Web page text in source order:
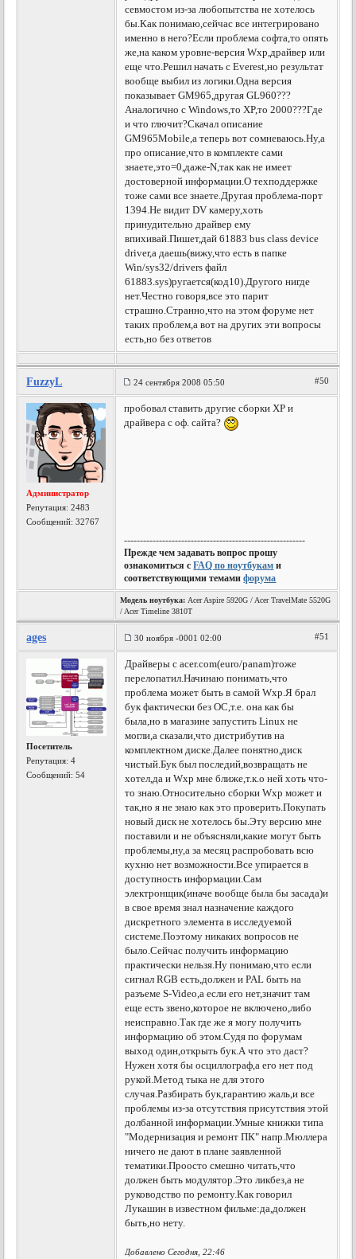
севмостом из-за любопытства не хотелось
бы.Как понимаю,сейчас все интегрировано
именно в него?Если проблема софта,то опять
же,на каком уровне-версия Wxp,драйвер или
еще что.Решил начать с Everest,но результат
вообще выбил из логики.Одна версия
показывает GM965,другая GL960???
Аналогично с Windows,то XP,то 2000???Где
и что глючит?Скачал описание
GM965Mobile,а теперь вот сомневаюсь.Ну,а
про описание,что в комплекте сами
знаете,это=0,даже-N,так как не имеет
достоверной информации.О техподдержке
тоже сами все знаете.Другая проблема-порт
1394.Не видит DV камеру,хоть
принудительно драйвер ему
впихивай.Пишет,дай 61883 bus class device
driver,а даешь(вижу,что есть в папке
Win/sys32/drivers файл
61883.sys)ругается(код10).Другого нигде
нет.Честно говоря,все это парит
страшно.Странно,что на этом форуме нет
таких проблем,а вот на других эти вопросы
есть,но без ответов
FuzzyL 24 сентября 2008 05:50 #50
Администратор
Репутация:2483
Сообщений: 32767
пробовал ставить другие сборки ХР и
драйвера с оф. сайта?
---------------------------------------------------------
Прежде чем задавать вопрос прошу
ознакомиться сFAQ по ноутбукам и
соответствующими темамифорума
Модель ноутбука: Acer Aspire 5920G / Acer TravelMate 5520G
/ Acer Timeline 3810T
ages 30 ноября -0001 02:00 #51
Посетитель
Репутация:4
Сообщений: 54
Драйверы с acer.com(euro/panam)тоже
перелопатил.Начинаю понимать,что
проблема может быть в самой Wxp.Я брал
бук фактически без ОС,т.е. она как бы
была,но в магазине запустить Linux не
могли,а сказали,что дистрибутив на
комплектном диске.Далее понятно,диск
чистый.Бук был последий,возвращать не
хотел,да и Wxp мне ближе,т.к.о ней хоть что-
то знаю.Относительно сборки Wxp может и
так,но я не знаю как это проверить.Покупать
новый диск не хотелось бы.Эту версию мне
поставили и не объясняли,какие могут быть
проблемы,ну,а за месяц распробовать всю
кухню нет возможности.Все упирается в
доступность информации.Сам
электронщик(иначе вообще была бы засада)и
в свое время знал назначение каждого
дискретного элемента в исследуемой
системе.Поэтому никаких вопросов не
было.Сейчас получить информацию
практически нельзя.Ну понимаю,что если
сигнал RGB есть,должен и PAL быть на
разъеме S-Video,а если его нет,значит там
еще есть звено,которое не включено,либо
неисправно.Так где же я могу получить
информацию об этом.Судя по форумам
выход один,открыть бук.А что это даст?
Нужен хотя бы осциллограф,а его нет под
рукой.Метод тыка не для этого
случая.Разбирать бук,гарантию жаль,и все
проблемы из-за отсутствия присутствия этой
долбанной информации.Умные книжки типа
"Модернизация и ремонт ПК" напр.Мюллера
ничего не дают в плане заявленной
тематики.Проосто смешно читать,что
должен быть модулятор.Это ликбез,а не
руководство по ремонту.Как говорил
Лукашин в известном фильме:да,должен
быть,но нету.
Добавлено Сегодня, 22:46